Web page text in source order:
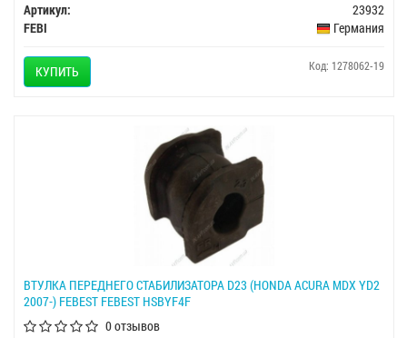
Артикул:
23932
FEBI
Германия
КУПИТЬ Код: 1278062-19
ВТУЛКА ПЕРЕДНЕГО СТАБИЛИЗАТОРА D23 (HONDA ACURA MDX YD2
2007-) FEBEST FEBEST HSBYF4F
0 отзывов